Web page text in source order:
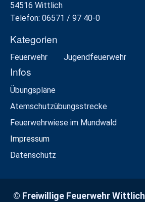
54516 Wittlich
Telefon: 06571 / 97 40-0
Kategorien
Feuerwehr Jugendfeuerwehr
Infos
Übungspläne
Atemschutzübungsstrecke
Feuerwehrwiese im Mundwald
Impressum
Datenschutz
© Freiwillige Feuerwehr Wittlich